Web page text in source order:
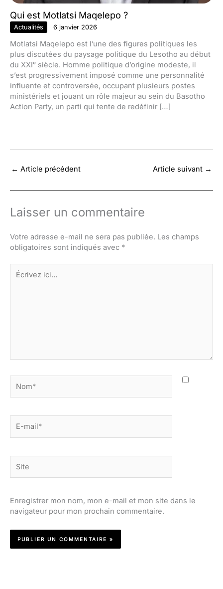
Qui est Motlatsi Maqelepo ?
Actualités 6 janvier 2026
Motlatsi Maqelepo est l’une des figures politiques les
plus discutées du paysage politique du Lesotho au début
du XXIᵉ siècle. Homme politique d’origine modeste, il
s’est progressivement imposé comme une personnalité
influente et controversée, occupant plusieurs postes
ministériels et jouant un rôle majeur au sein du Basotho
Action Party, un parti qui tente de redéfinir […]
← Article précédent Article suivant →
Laisser un commentaire
Votre adresse e-mail ne sera pas publiée. Les champs
obligatoires sont indiqués avec *
Écrivez
ici…
mail*
Enregistrer mon nom, mon e-mail et mon site dans le
navigateur pour mon prochain commentaire.